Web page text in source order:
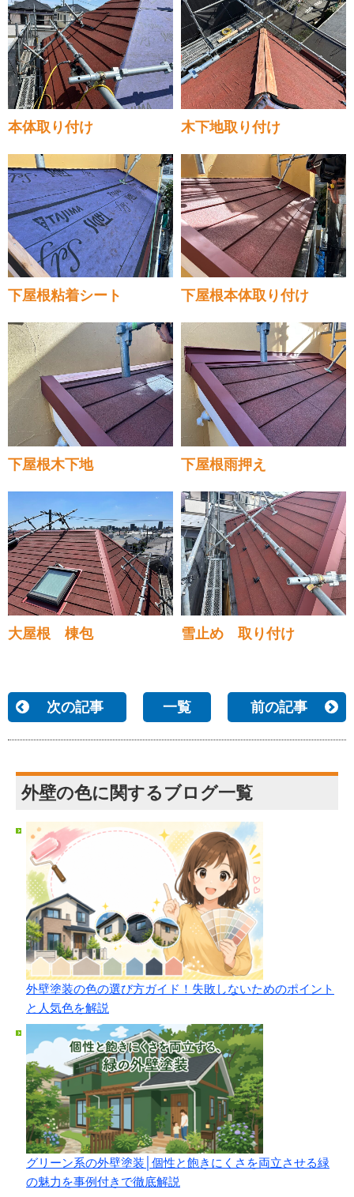
本体取り付け 木下地取り付け
下屋根粘着シート 下屋根本体取り付け
下屋根木下地 下屋根雨押え
大屋根 棟包 雪止め 取り付け
次の記事 一覧 前の記事
外壁の色に関するブログ一覧
外壁塗装の色の選び方ガイド！失敗しないためのポイント
と人気色を解説
グリーン系の外壁塗装│個性と飽きにくさを両立させる緑
の魅力を事例付きで徹底解説